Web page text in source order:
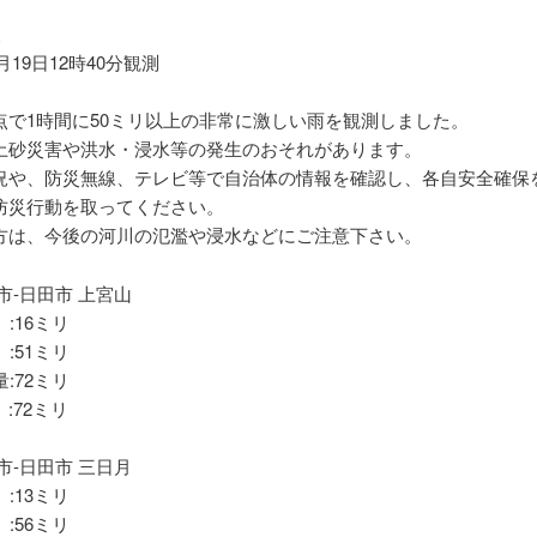
19日12時40分観測
で1時間に50ミリ以上の非常に激しい雨を観測しました。
砂災害や洪水・浸水等の発生のおそれがあります。
や、防災無線、テレビ等で自治体の情報を確認し、各自安全確保
行動を取ってください。
は、今後の河川の氾濫や浸水などにご注意下さい。
-日田市 上宮山
ミリ
ミリ
:72ミリ
ミリ
-日田市 三日月
ミリ
ミリ